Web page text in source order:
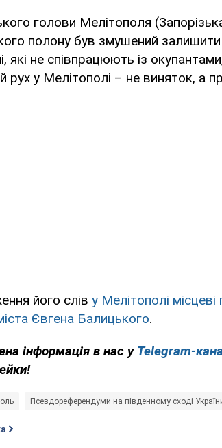
голови Мелітополя
полону був змушений
які не співпрацюють із
рух у Мелітополі – не виняток, а
його слів у Мелітополі
Євгена Балицького.
інформація в нас у Telegram-
Псевдореферендуми на південному сході